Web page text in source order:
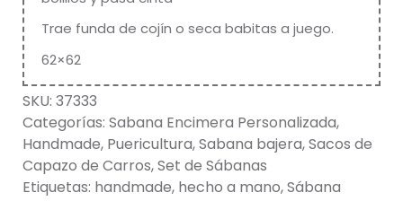
Trae funda de cojín o seca babitas a juego.
62×62
SKU: 37333
Categorías: Sabana Encimera Personalizada,
Handmade, Puericultura,Sabana bajera,Sacos de
Capazo de Carros,Set de Sábanas
Etiquetas: handmade, hecho a mano,Sábana